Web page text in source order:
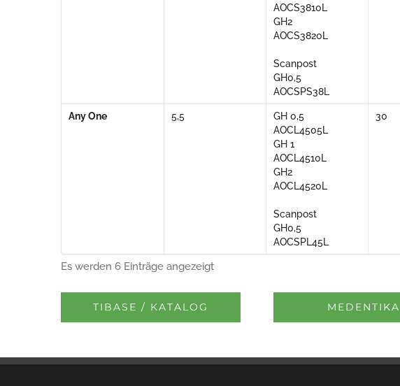
AOCS3810L
GH2
AOCS3820L
Scanpost
GH0,5
AOCSPS38L
Any One 5,5
GH 0,5
AOCL4505L
GH 1
AOCL4510L
GH2
AOCL4520L
Scanpost
GH0,5
AOCSPL45L
30
Es werden 6 Einträge angezeigt
TIBASE / KATALOG MEDENTIKA